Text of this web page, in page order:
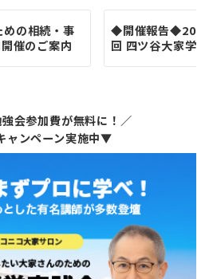
の相続・事
催のご案内
◆開催報告
回 四ツ谷大家学
会参加費が無料に！／
ャンペーン実施中▼